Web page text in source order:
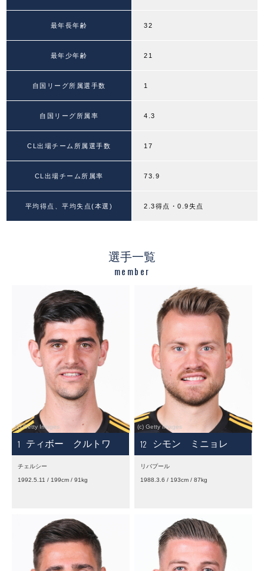
最年長年齢 32
最年少年齢 21
自国リーグ所属選手数 1
自国リーグ所属率 4.3
CL出場チーム所属選手数 17
CL出場チーム所属率 73.9
平均得点、平均失点(本選) 2.3得点・0.9失点
選手一覧
member
1 ティボー クルトワ
チェルシー
1992.5.11 / 199cm / 91kg
12 シモン ミニョレ
リバプール
1988.3.6 / 193cm / 87kg